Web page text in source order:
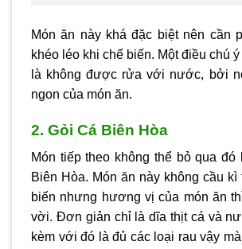
Món ăn này khá đặc biệt nên cần
khéo léo khi chế biến. Một điều chú
là không được rửa với nước, bởi
ngon của món ăn.
2. Gỏi Cá Biên Hòa
Món tiếp theo không thể bỏ qua đó
Biên Hòa. Món ăn này không cầu kì
biến nhưng hương vị của món ăn
vời. Đơn giản chỉ là dĩa thịt cá và
kèm với đó là đủ các loại rau vậy